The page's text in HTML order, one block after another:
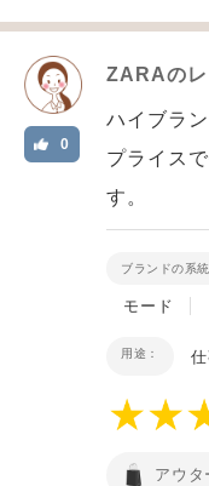
ZARAの
0
ハイブラ
プライス
す。
ブランドの系統
モード
用途： 仕
アウタ